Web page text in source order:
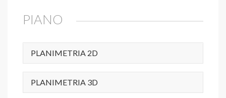
PIANO
PLANIMETRIA 2D
PLANIMETRIA 3D